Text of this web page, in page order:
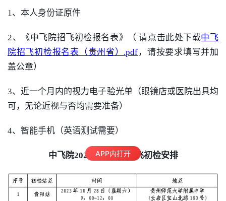
1、本人身份证原件
2、《中飞院招飞初检报名表》（ 请点击此处下载中飞
院招飞初检报名表（贵州省）.pdf ，请按要求填写并加
盖公章）
3、近一个月内的视力电子验光单（眼镜店或医院出具均
可，无论近视与否均需要准备）
4、智能手机（英语测试需要）
中飞院2024年贵州省招飞初检安排
APP内打开